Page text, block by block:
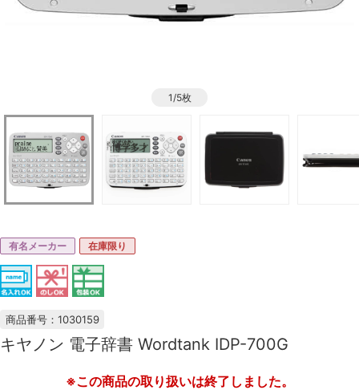
1/5枚
有名メーカー 在庫限り
商品番号：1030159
キヤノン 電子辞書 Wordtank IDP-700G
※この商品の取り扱いは終了しました。